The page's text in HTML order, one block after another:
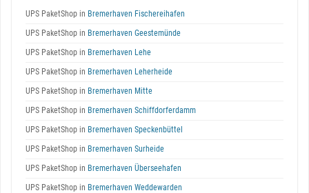
UPS PaketShop in Bremerhaven Fischereihafen
UPS PaketShop in Bremerhaven Geestemünde
UPS PaketShop in Bremerhaven Lehe
UPS PaketShop in Bremerhaven Leherheide
UPS PaketShop in Bremerhaven Mitte
UPS PaketShop in Bremerhaven Schiffdorferdamm
UPS PaketShop in Bremerhaven Speckenbüttel
UPS PaketShop in Bremerhaven Surheide
UPS PaketShop in Bremerhaven Überseehafen
UPS PaketShop in Bremerhaven Weddewarden